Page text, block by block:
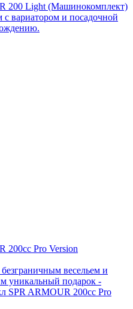
200 Light (Машинокомплект)
вариатором и посадочной
200cc Pro Version
весельем и
уникальный подарок -
SPR ARMOUR 200cc Pro